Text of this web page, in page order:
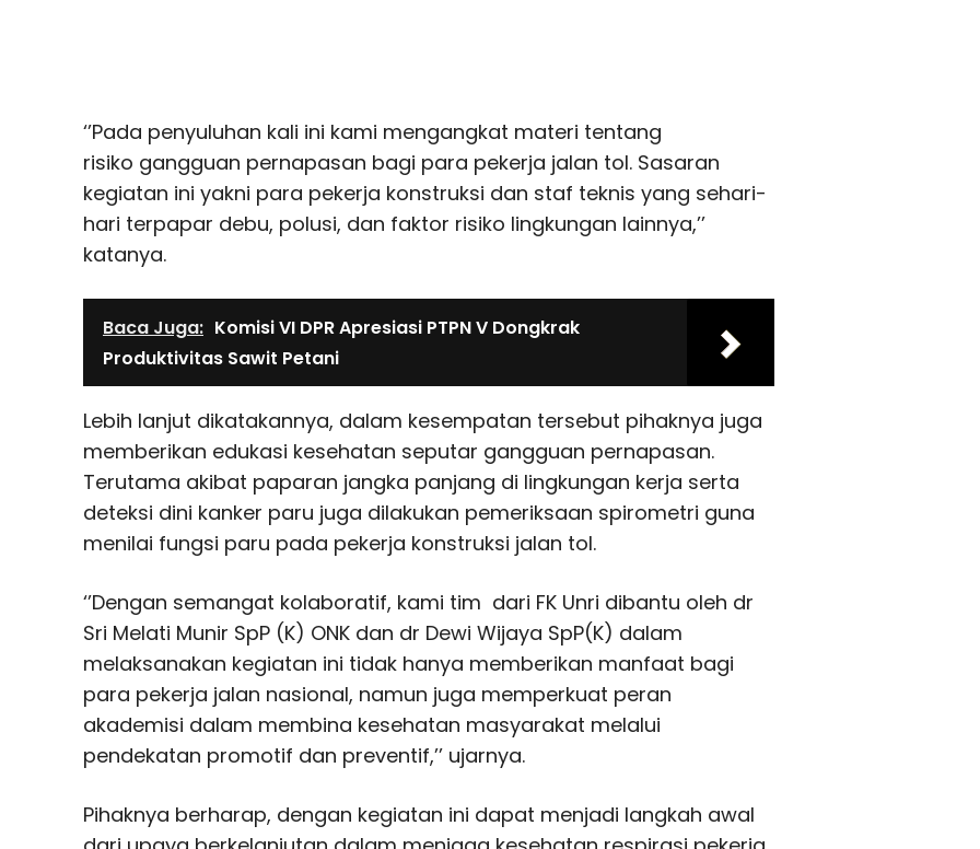
‘’Pada penyuluhan kali ini kami mengangkat materi tentang
risiko gangguan pernapasan bagi para pekerja jalan tol. Sasaran
kegiatan ini yakni para pekerja konstruksi dan staf teknis yang sehari-
hari terpapar debu, polusi, dan faktor risiko lingkungan lainnya,’’
katanya.
Baca Juga: Komisi VI DPR Apresiasi PTPN V Dongkrak
Produktivitas Sawit Petani
Lebih lanjut dikatakannya, dalam kesempatan tersebut pihaknya juga
memberikan edukasi kesehatan seputar gangguan pernapasan.
Terutama akibat paparan jangka panjang di lingkungan kerja serta
deteksi dini kanker paru juga dilakukan pemeriksaan spirometri guna
menilai fungsi paru pada pekerja konstruksi jalan tol.
‘’Dengan semangat kolaboratif, kami tim dari FK Unri dibantu oleh dr
Sri Melati Munir SpP (K) ONK dan dr Dewi Wijaya SpP(K) dalam
melaksanakan kegiatan ini tidak hanya memberikan manfaat bagi
para pekerja jalan nasional, namun juga memperkuat peran
akademisi dalam membina kesehatan masyarakat melalui
pendekatan promotif dan preventif,’’ ujarnya.
Pihaknya berharap, dengan kegiatan ini dapat menjadi langkah awal